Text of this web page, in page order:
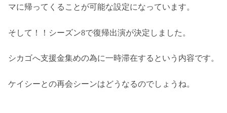
マに帰ってくることが可能な設定になっています。
そして！！シーズン8で復帰出演が決定しました。
シカゴへ支援金集めの為に一時滞在するという内容です。
ケイシーとの再会シーンはどうなるのでしょうね。